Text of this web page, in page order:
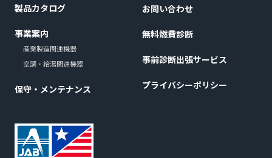
製品カタログ
事業案内
産業製造関連機器
空調・給湯関連機器
保守・メンテナンス
お問い合わせ
無料燃費診断
事前診断出張サービス
プライバシーポリシー